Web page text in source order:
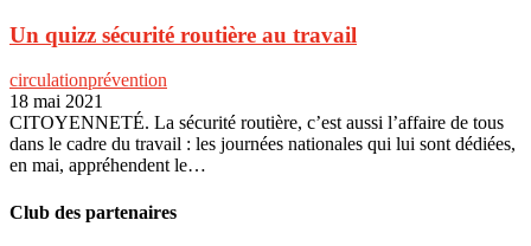
Un quizz sécurité routière au travail
circulationprévention
18 mai 2021
CITOYENNETÉ. La sécurité routière, c’est aussi l’affaire de tous
dans le cadre du travail : les journées nationales qui lui sont dédiées,
en mai, appréhendent le…
Club des partenaires